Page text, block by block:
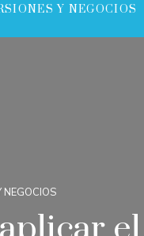
Y NEGOCIOS
NEGOCIOS